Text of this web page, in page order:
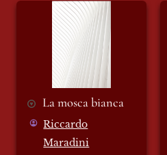
La mosca bianca
La mosca bianca
Riccardo
Maradini